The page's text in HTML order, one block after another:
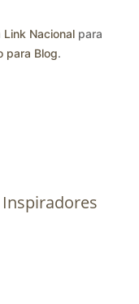
Link Nacionalpara
para Blog.